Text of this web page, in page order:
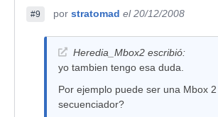
#9 por stratomad el 20/12/2008
Heredia_Mbox2 escribió:
yo tambien tengo esa duda.
Por ejemplo puede ser una Mbox 2
secuenciador?